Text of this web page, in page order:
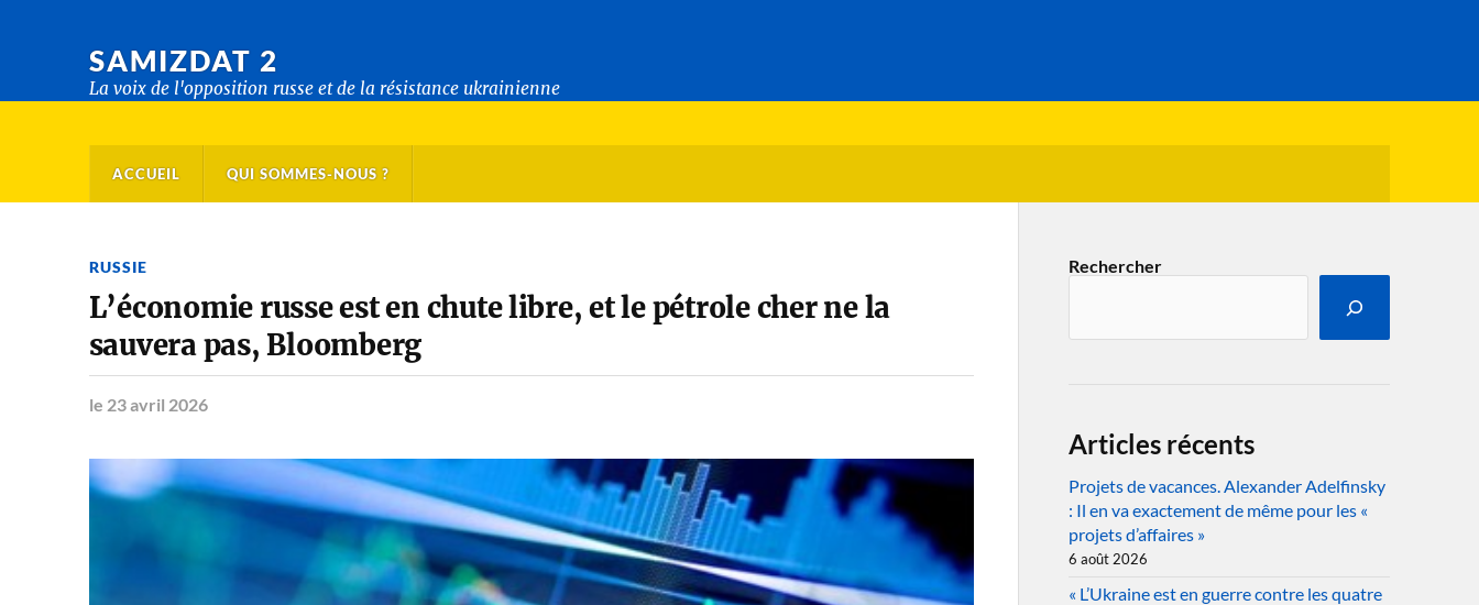
SAMIZDAT 2
La voix de l'opposition russe et de la résistance ukrainienne
ACCUEIL QUI SOMMES-NOUS ?
RUSSIE
L’économie russe est en chute libre, et le pétrole cher ne la
sauvera pas, Bloomberg
le 23 avril 2026
Rechercher
Articles récents
Projets de vacances. Alexander Adelfinsky
: Il en va exactement de même pour les «
projets d’affaires »
6 août 2026
« L’Ukraine est en guerre contre les quatre